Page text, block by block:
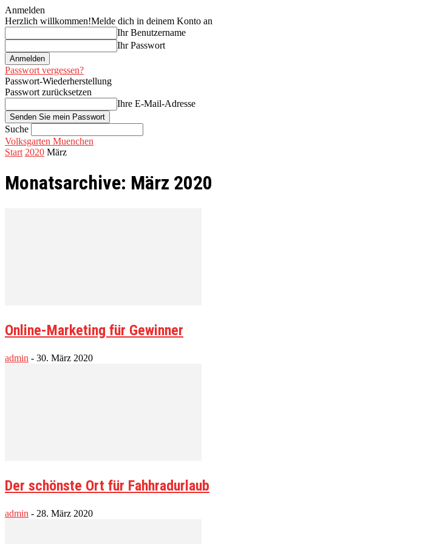
Anmelden
Herzlich willkommen!Melde dich in deinem Konto an
Ihr Benutzername
Ihr Passwort
Passwort vergessen?
Passwort-Wiederherstellung
Passwort zurücksetzen
Ihre E-Mail-Adresse
Suche
Volksgarten Muenchen
Start 2020 März
Monatsarchive: März 2020
Online-Marketing für Gewinner
admin - 30. März 2020
Der schönste Ort für Fahhradurlaub
admin - 28. März 2020